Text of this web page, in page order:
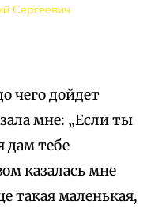
Сергеевич
чего дойдет
мне: „Если ты
дам тебе
казалась мне
такая маленькая,